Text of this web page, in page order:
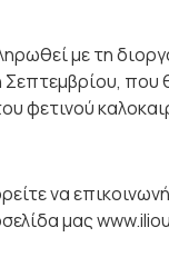
με τη
που
φετινού
να
μας